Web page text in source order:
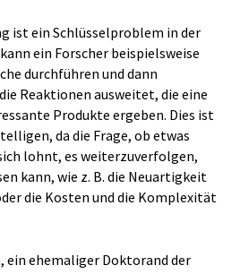
ist ein Schlüsselproblem in der
ein Forscher beispielsweise
durchführen und dann
Reaktionen ausweitet, die eine
Produkte ergeben. Dies ist
da die Frage, ob etwas
lohnt, es weiterzuverfolgen,
kann, wie z. B. die Neuartigkeit
die Kosten und die Komplexität
ein ehemaliger Doktorand der